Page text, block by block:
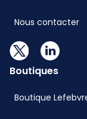
Nous contacter
Boutiques
Boutique